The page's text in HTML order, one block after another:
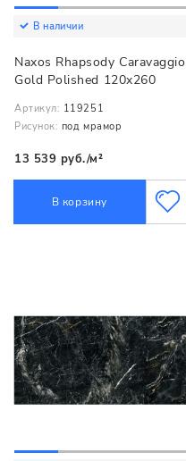
В наличии
Naxos Rhapsody Caravaggio
Gold Polished 120x260
Артикул: 119251
Рисунок: под мрамор
13 539 руб./м²
В корзину